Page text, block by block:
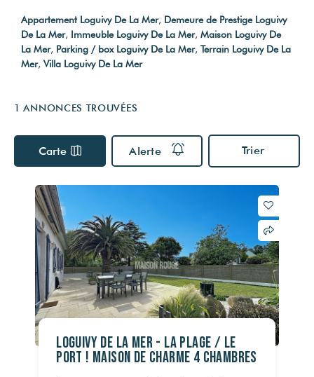
Le Magazine
Nos agences
Nos actualités
VOTRE FINANCEMENT
Estimation capacité d'endettement
OUTILS DIGITAUX
Photos HDR
Visites virtuelles
DPE & DIAGNOSTICS
Les diagnostics obligatoires
Audit énergétique
Nos actualités
Nos partenaires
RECRUTEMENT
© Maison Rouge 2026
Appartement Loguivy De La Mer, Demeure de Prestige Loguivy
De La Mer, Immeuble Loguivy De La Mer, Maison Loguivy De
La Mer, Parking / box Loguivy De La Mer, Terrain Loguivy De La
Mer,Villa Loguivy De La Mer
1 ANNONCES TROUVÉES
Carte Alerte Trier
LOGUIVY DE LA MER - La Plage / Le
port ! Maison de charme 4 Chambres